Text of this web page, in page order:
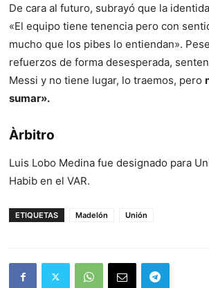
De cara al futuro, subrayó que la
«El equipo tiene tenencia pero con
mucho que los pibes lo entiendan».
refuerzos de forma desesperada,
Messi y no tiene lugar, lo traemos, pero
sumar».
Àrbitro
Luis Lobo Medina fue designado para
Habib en el VAR.
ETIQUETAS Madelón Unión